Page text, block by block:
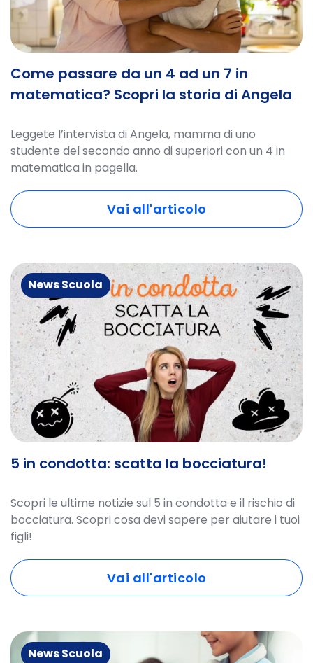
Come passare da un 4 ad un 7 in
matematica? Scopri la storia di Angela
Leggete l’intervista di Angela, mamma di uno
studente del secondo anno di superiori con un 4 in
matematica in pagella.
Vai all'articolo
News Scuola
5 in condotta: scatta la bocciatura!
Scopri le ultime notizie sul 5 in condotta e il rischio di
bocciatura. Scopri cosa devi sapere per aiutare i tuoi
figli!
Vai all'articolo
News Scuola